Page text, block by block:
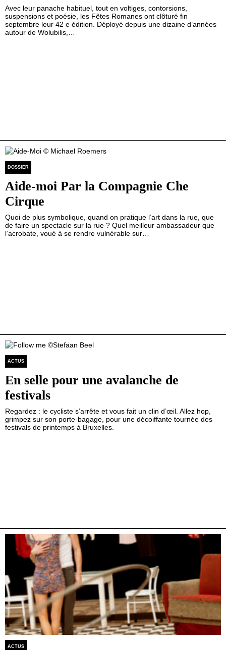
Avec leur panache habituel, tout en voltiges, contorsions,
suspensions et poésie, les Fêtes Romanes ont clôturé fin
septembre leur 42 e édition. Déployé depuis une dizaine d’années
autour de Wolubilis,…
DOSSIER
Aide-moi Par la Compagnie Che
Cirque
Quoi de plus symbolique, quand on pratique l’art dans la rue, que
de faire un spectacle sur la rue ? Quel meilleur ambassadeur que
l’acrobate, voué à se rendre vulnérable sur…
ACTUS
En selle pour une avalanche de
festivals
Regardez : le cycliste s’arrête et vous fait un clin d’œil. Allez hop,
grimpez sur son porte-bagage, pour une décoiffante tournée des
festivals de printemps à Bruxelles.
ACTUS